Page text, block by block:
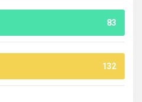
83
132